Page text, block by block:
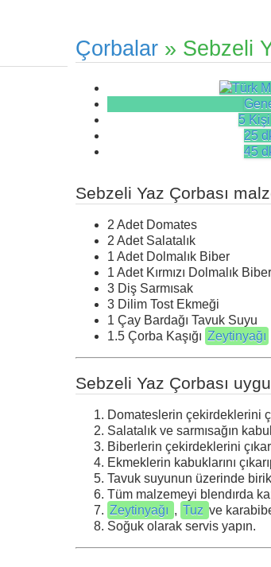
Çorbalar » Sebzeli
5
25
45
Sebzeli Yaz Çorbası
2 Adet Domates
2 Adet Salatalık
1 Adet Dolmalık Biber
1 Adet Kırmızı Dolmalık Biber
3 Diş Sarmısak
3 Dilim Tost Ekmeği
1 Çay Bardağı Tavuk Suyu
1.5 Çorba Kaşığı Zeytinyağı
Sebzeli Yaz Çorbası
Domateslerin çekirdeklerini
Salatalık ve sarmısağın
Biberlerin çekirdeklerini
Ekmeklerin kabuklarını
Tavuk suyunun üzerinde
Tüm malzemeyi blendırda
Zeytinyağı , Tuz ve
Soğuk olarak servis yapın.